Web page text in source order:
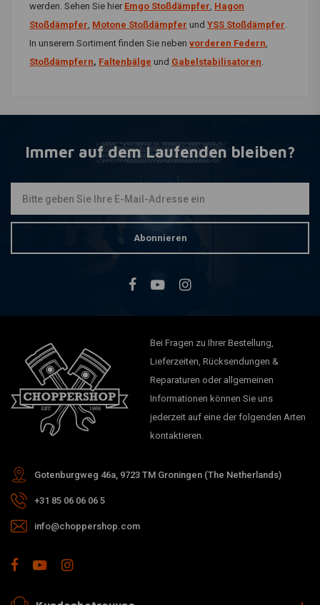
werden. Sehen Sie hier Emgo Stoßdämpfer, Hagon
Stoßdämpfer, Motone Stoßdämpfer und YSS Stoßdämpfer.
In unserem Sortiment finden Sie neben vorderen Federn,
Stoßdämpfern, Faltenbälge und Gabelstabilisatoren.
Immer auf dem Laufenden bleiben?
Abonnieren
Bei Fragen zu Ihrer Bestellung,
Lieferzeiten, Rücksendungen &
Reparaturen oder allgemeinen
Informationen können Sie uns
jederzeit auf eine der folgenden Arten
kontaktieren.
Gotenburgweg 46a, 9723 TM Groningen (The Netherlands)
+31 85 06 06 06 5
info@choppershop.com